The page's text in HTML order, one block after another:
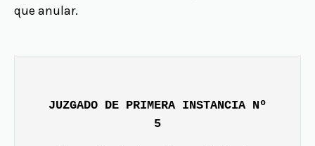
que anular.
JUZGADO DE PRIMERA INSTANCIA Nº
5